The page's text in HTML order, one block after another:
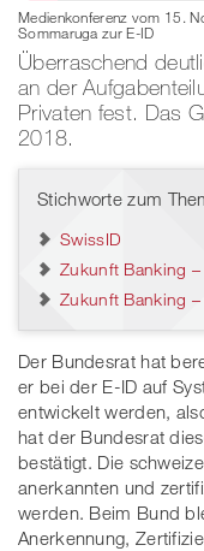
Medienkonferenz vom 15.
Sommaruga zur E-ID
Bild: Mike Watson Images |
Überraschend
an der
Privaten fest. Das
2018.
Stichworte zum
SwissID
Zukunft Banking
Zukunft Banking
Der Bundesrat hat
er bei der E-ID auf
entwickelt werden,
hat der Bundesrat
bestätigt. Die
anerkannten und
werden. Beim Bund
Anerkennung,